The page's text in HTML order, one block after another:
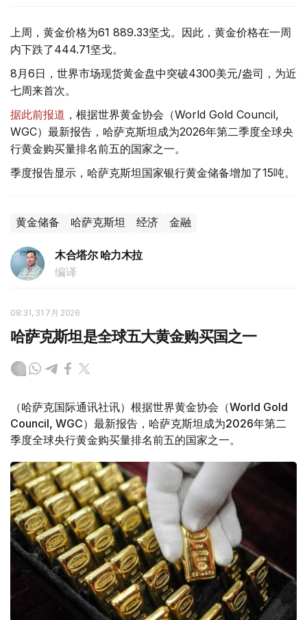
上周，黄金价格为61 889.33坚戈。因此，黄金价格在一周
内下跌了444.71坚戈。
8月6日，世界市场现货黄金盘中突破4300美元/盎司，为近
七周来首次。
据此前报道 ，根据世界黄金协会（World Gold Council,
WGC）最新报告，哈萨克斯坦成为2026年第二季度全球央
行黄金购买量排名前五的国家之一。
季度报告显示，哈萨克斯坦国家银行黄金储备增加了15吨。
黄金储备 哈萨克斯坦 经济 金融
木合塔尔 哈力木拉
编译
08:31, 31 7月 2026
哈萨克斯坦是全球五大黄金购买国之一
（哈萨克国际通讯社讯）根据世界黄金协会（World Gold
Council, WGC）最新报告，哈萨克斯坦成为2026年第二
季度全球央行黄金购买量排名前五的国家之一。